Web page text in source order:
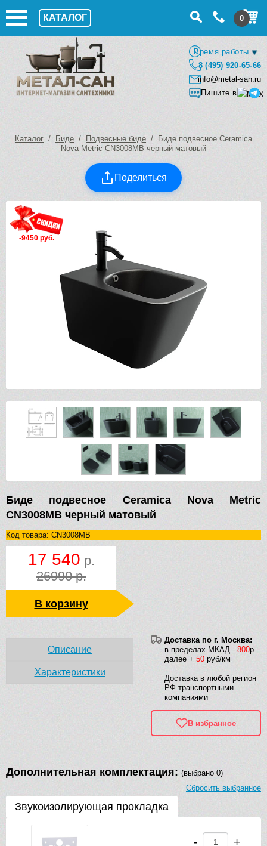
КАТАЛОГ 0
Время работы
8 (495) 920-65-66
info@metal-san.ru
Пишите в
Каталог / Биде / Подвесные биде / Биде подвесное Ceramica
Nova Metric CN3008MB черный матовый
Поделиться
-9450 руб.
Биде подвесное Ceramica Nova Metric
CN3008MB черный матовый
Код товара: CN3008MB
17 540 р.
26990 р.
В корзину
Доставка по г. Москва:
в пределах МКАД - 800р
далее + 50 руб/км
Доставка в любой регион
РФ транспортными
компаниями
В избранное
Описание
Характеристики
Дополнительная комплектация: (выбрано 0)
Сбросить выбранное
Звукоизолирующая прокладка
- +